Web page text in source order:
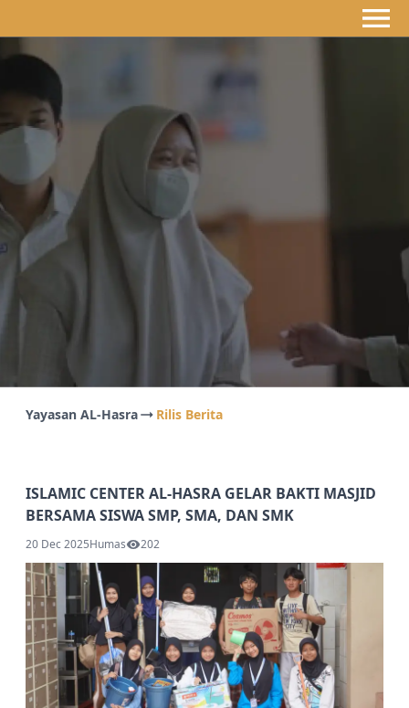
Yayasan AL-Hasra Rilis Berita
ISLAMIC CENTER AL-HASRA GELAR BAKTI MASJID
BERSAMA SISWA SMP, SMA, DAN SMK
20 Dec 2025Humas 202